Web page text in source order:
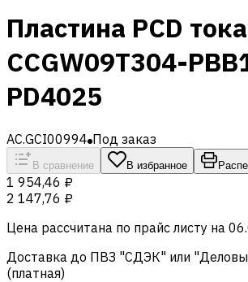
Пластина PCD
CCGW09T304-
PD4025
AC.GCI00994 Под заказ
В сравнение В избранное
1 954,46 ₽
2 147,76 ₽
Цена рассчитана по прайс листу на
Доставка до ПВЗ "СДЭК" или
(платная)